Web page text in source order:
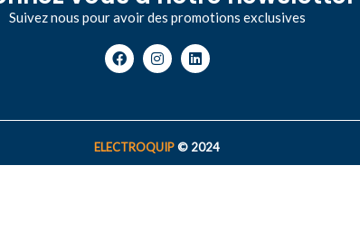
Suivez nous pour avoir des promotions exclusives
ELECTROQUIP© 2024